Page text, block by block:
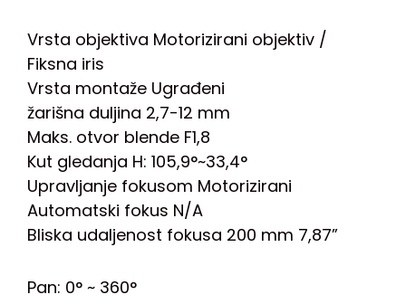
Vrsta objektiva Motorizirani objektiv /
Fiksna iris
Vrsta montaže Ugrađeni
žarišna duljina 2,7-12 mm
Maks. otvor blende F1,8
Kut gledanja H: 105,9°~33,4°
Upravljanje fokusom Motorizirani
Automatski fokus N/A
Bliska udaljenost fokusa 200 mm 7,87”
Pan: 0° ~ 360°